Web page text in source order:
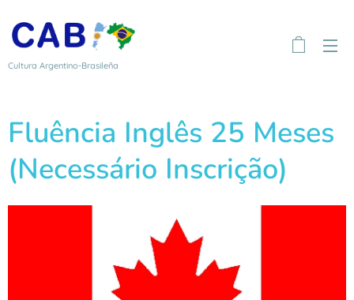
Cultura Argentino-Brasileña
Fluência Inglês 25 Meses
(Necessário Inscrição)